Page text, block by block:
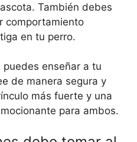
También debes
comportamiento
en tu perro.
enseñar a tu
de manera segura y
más fuerte y una
para ambos.